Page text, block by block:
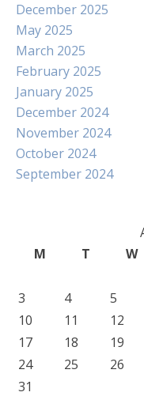
December 2025
May 2025
March 2025
February 2025
January 2025
December 2024
November 2024
October 2024
September 2024
M
T W
3
4 5
10
11 12
17
18 19
24
25 26
31